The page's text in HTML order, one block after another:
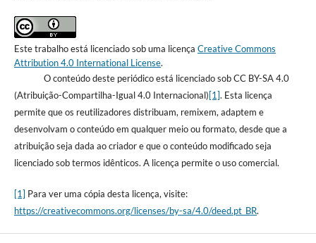
Este trabalho está licenciado sob uma licença Creative Commons
Attribution 4.0 International License.
O conteúdo deste periódico está licenciado sob CC BY-SA 4.0
(Atribuição-Compartilha-Igual 4.0 Internacional)[1]. Esta licença
permite que os reutilizadores distribuam, remixem, adaptem e
desenvolvam o conteúdo em qualquer meio ou formato, desde que a
atribuição seja dada ao criador e que o conteúdo modificado seja
licenciado sob termos idênticos. A licença permite o uso comercial.
[1] Para ver uma cópia desta licença, visite:
https://creativecommons.org/licenses/by-sa/4.0/deed.pt_BR.